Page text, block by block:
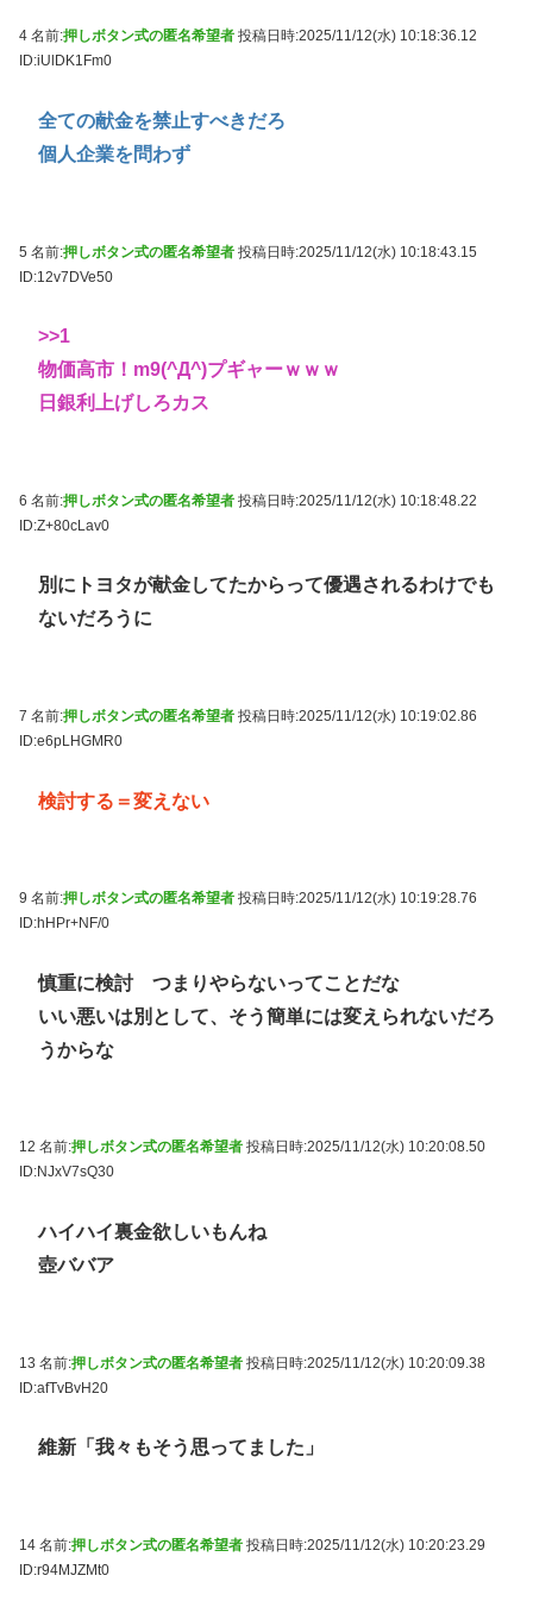
4 名前:押しボタン式の匿名希望者 投稿日時:2025/11/12(水) 10:18:36.12
ID:iUlDK1Fm0
全ての献金を禁止すべきだろ
個人企業を問わず
5 名前:押しボタン式の匿名希望者 投稿日時:2025/11/12(水) 10:18:43.15
ID:12v7DVe50
>>1
物価高市！m9(^Д^)プギャーｗｗｗ
日銀利上げしろカス
6 名前:押しボタン式の匿名希望者 投稿日時:2025/11/12(水) 10:18:48.22
ID:Z+80cLav0
別にトヨタが献金してたからって優遇されるわけでも
ないだろうに
7 名前:押しボタン式の匿名希望者 投稿日時:2025/11/12(水) 10:19:02.86
ID:e6pLHGMR0
検討する＝変えない
9 名前:押しボタン式の匿名希望者 投稿日時:2025/11/12(水) 10:19:28.76
ID:hHPr+NF/0
慎重に検討 つまりやらないってことだな
いい悪いは別として、そう簡単には変えられないだろ
うからな
12 名前:押しボタン式の匿名希望者 投稿日時:2025/11/12(水) 10:20:08.50
ID:NJxV7sQ30
ハイハイ裏金欲しいもんね
壺ババア
13 名前:押しボタン式の匿名希望者 投稿日時:2025/11/12(水) 10:20:09.38
ID:afTvBvH20
維新「我々もそう思ってました」
14 名前:押しボタン式の匿名希望者 投稿日時:2025/11/12(水) 10:20:23.29
ID:r94MJZMt0